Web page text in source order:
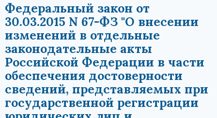
Федеральный закон от
30.03.2015 N 67-ФЗ "О внесении
изменений в отдельные
законодательные акты
Российской Федерации в части
обеспечения достоверности
сведений, представляемых при
государственной регистрации